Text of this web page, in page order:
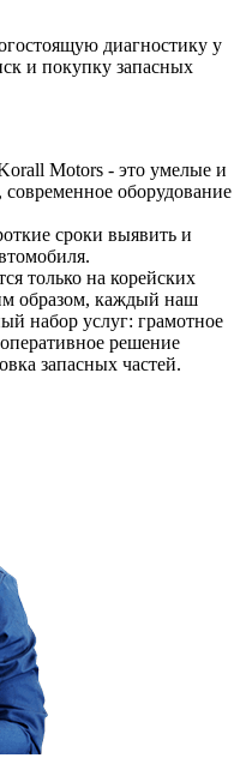
диагностику у
и покупку запасных
Motors - это умелые и
оборудование
сроки выявить и
только на корейских
образом, каждый наш
набор услуг: грамотное
решение
запасных частей.